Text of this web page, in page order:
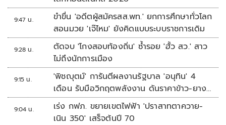
9:47 น.
ขำขื่น 'อดีตผู้สมัครสส.พท.' ยกการศึกษาทั่วโลก
สอนมวย 'เจ๊ไหม' ยังคิดแบบระบบราชการเดิม
9:28 น.
ตัดจบ 'โกงสอบท้องถิ่น' ซ้ำรอย 'ฮั้ว สว.' สาว
ไม่ถึงนักการเมือง
9:15 น.
'พิชญุตม์' การันตีผลงานรัฐบาล 'อนุทิน' 4
เดือน รับมือวิกฤตพลังงาน ดันราคาข้าว-ยาง-
ปาล์ม พุ่งต่อเนื่อง พร้อมอัดมาตรการช่วยลด
ต้นทุน-ขยายตลาดโลก
9:04 น.
เร่ง กฟภ. ขยายเขตไฟฟ้า 'ปราสาทตาควาย-
เนิน 350' เสร็จต้นปี 70